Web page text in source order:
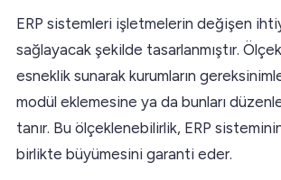
ERP sistemleri işletmelerin değişen
sağlayacak şekilde tasarlanmıştır.
esneklik sunarak kurumların
modül eklemesine ya da bunları
tanır. Bu ölçeklenebilirlik, ERP
birlikte büyümesini garanti eder.